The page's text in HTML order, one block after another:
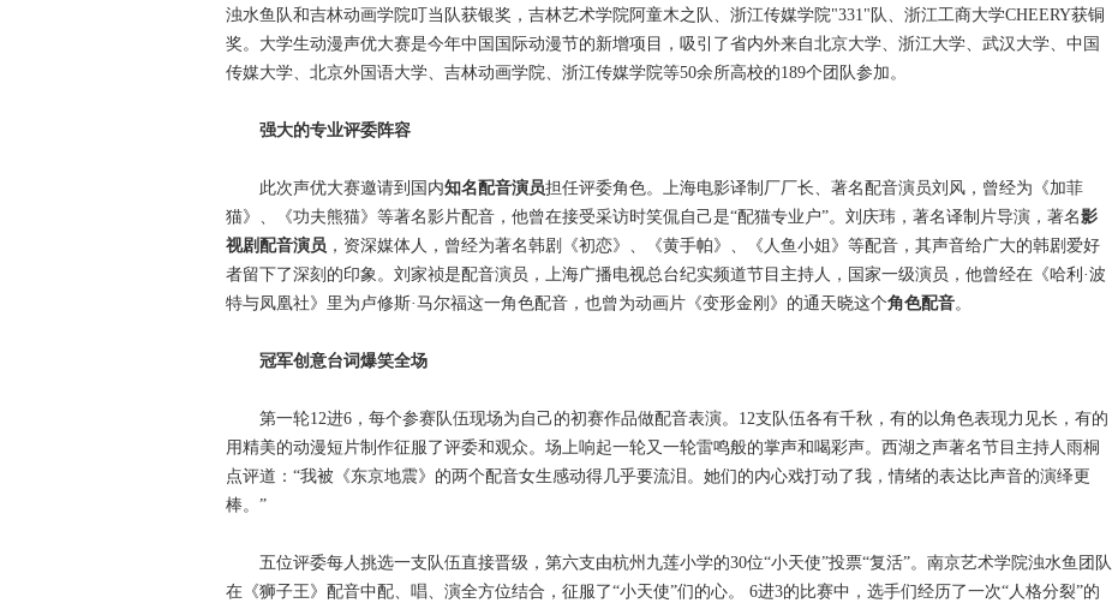
浊水鱼队和吉林动画学院叮当队获银奖，吉林艺术学院阿童木之队、浙江传媒学院"331"队、浙江工商大学CHEERY获铜
奖。大学生动漫声优大赛是今年中国国际动漫节的新增项目，吸引了省内外来自北京大学、浙江大学、武汉大学、中国
传媒大学、北京外国语大学、吉林动画学院、浙江传媒学院等50余所高校的189个团队参加。
强大的专业评委阵容
此次声优大赛邀请到国内知名配音演员担任评委角色。上海电影译制厂厂长、著名配音演员刘风，曾经为《加菲
猫》、《功夫熊猫》等著名影片配音，他曾在接受采访时笑侃自己是“配猫专业户”。刘庆玮，著名译制片导演，著名影
视剧配音演员 ，资深媒体人，曾经为著名韩剧《初恋》、《黄手帕》、《人鱼小姐》等配音，其声音给广大的韩剧爱好
者留下了深刻的印象。刘家祯是配音演员，上海广播电视总台纪实频道节目主持人，国家一级演员，他曾经在《哈利·波
特与凤凰社》里为卢修斯·马尔福这一角色配音，也曾为动画片《变形金刚》的通天晓这个角色配音。
冠军创意台词爆笑全场
第一轮12进6，每个参赛队伍现场为自己的初赛作品做配音表演。12支队伍各有千秋，有的以角色表现力见长，有的
用精美的动漫短片制作征服了评委和观众。场上响起一轮又一轮雷鸣般的掌声和喝彩声。西湖之声著名节目主持人雨桐
点评道：“我被《东京地震》的两个配音女生感动得几乎要流泪。她们的内心戏打动了我，情绪的表达比声音的演绎更
棒。”
五位评委每人挑选一支队伍直接晋级，第六支由杭州九莲小学的30位“小天使”投票“复活”。南京艺术学院浊水鱼团队
在《狮子王》配音中配、唱、演全方位结合，征服了“小天使”们的心。 6进3的比赛中，选手们经历了一次“人格分裂”的